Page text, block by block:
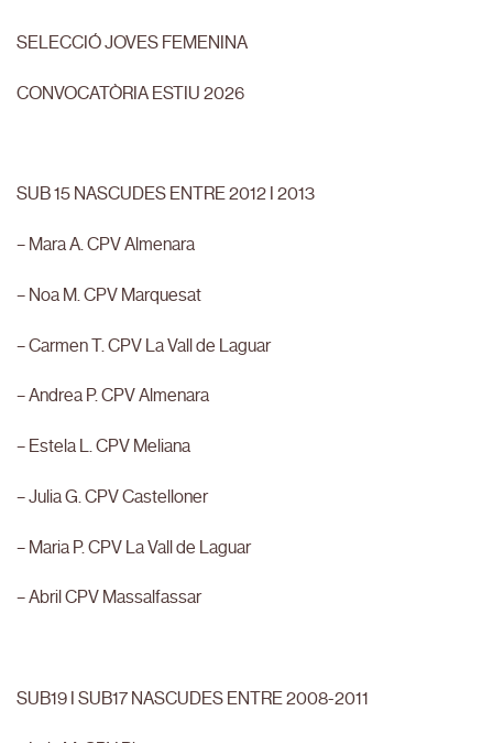
SELECCIÓ JOVES FEMENINA
CONVOCATÒRIA ESTIU 2026
SUB 15 NASCUDES ENTRE 2012 I 2013
– Mara A. CPV Almenara
– Noa M. CPV Marquesat
– Carmen T. CPV La Vall de Laguar
– Andrea P. CPV Almenara
– Estela L. CPV Meliana
– Julia G. CPV Castelloner
– Maria P. CPV La Vall de Laguar
– Abril CPV Massalfassar
SUB19 I SUB17 NASCUDES ENTRE 2008-2011